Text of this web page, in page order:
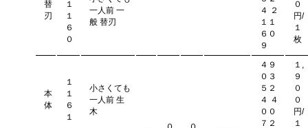
替
刃
１
１
６
０
一人前 一
般 替刃
４ ２
１１
６０
９
０
円/
１
枚
本
体
１
１
６
１
小さくても
一人前 生
木
４９
０３
５２
４ ４
００
７２
１,
９
０
０
円/
１